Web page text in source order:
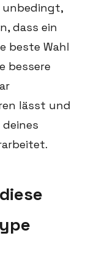
dass ein
beste Wahl
bessere
lässt und